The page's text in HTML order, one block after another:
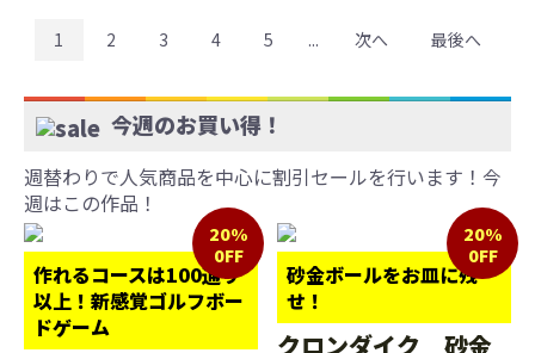
1 2 3 4 5 ... 次へ 最後へ
今週のお買い得！
週替わりで人気商品を中心に割引セールを行います！今
週はこの作品！
作れるコースは100通り
以上！新感覚ゴルフボー
ドゲーム
20%
0FF
砂金ボールをお皿に残
せ！
20%
0FF
クロンダイク 砂金